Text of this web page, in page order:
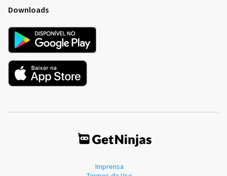
Downloads
Imprensa